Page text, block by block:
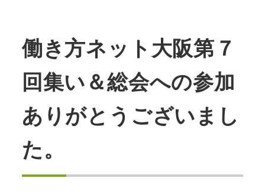
働き方ネット大阪第７
回集い＆総会への参加
ありがとうございまし
た。